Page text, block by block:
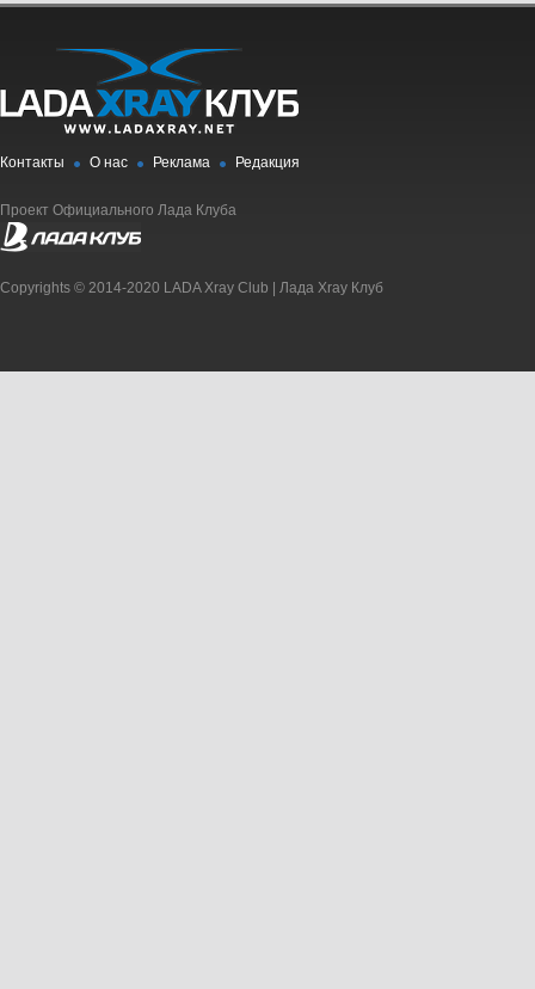
Контакты О нас Реклама Редакция
Проект Официального Лада Клуба
Copyrights © 2014-2020 LADA Xray Club | Лада Xray Клуб